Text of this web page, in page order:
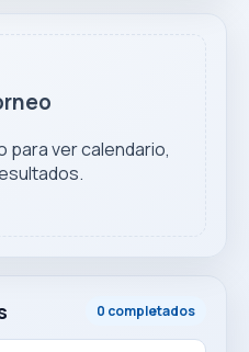
0 completados
para ver calendario,